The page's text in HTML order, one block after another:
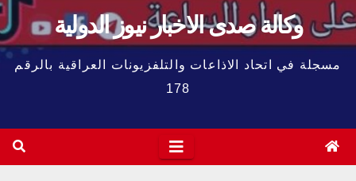
وكالة صدى الاخبار نيوز الدولية
مسجلة في اتحاد الاذاعات والتلفزيونات العراقية بالرقم
178